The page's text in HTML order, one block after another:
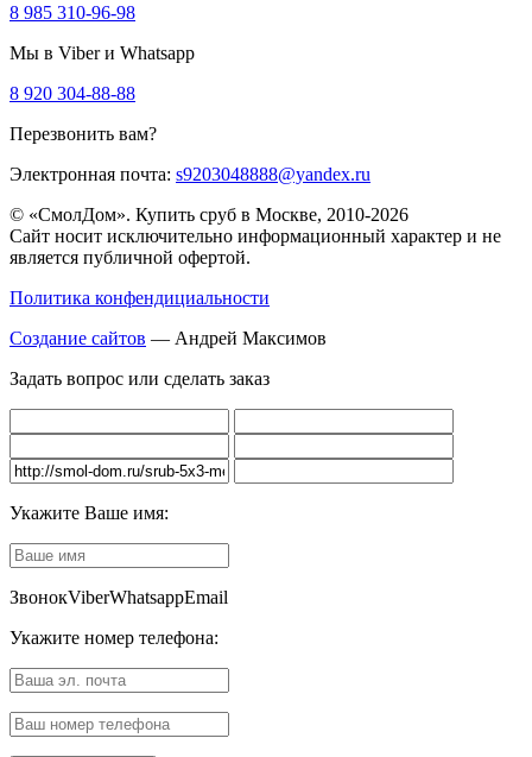
8 985 310-96-98
Мы в Viber и Whatsapp
8 920 304-88-88
Перезвонить вам?
Электронная почта: s9203048888@yandex.ru
© «СмолДом». Купить сруб в Москве, 2010-2026
Сайт носит исключительно информационный характер и не
является публичной офертой.
Политика конфендициальности
Создание сайтов — Андрей Максимов
Задать вопрос или сделать заказ
Укажите Ваше имя:
ЗвонокViberWhatsappEmail
Укажите номер телефона: